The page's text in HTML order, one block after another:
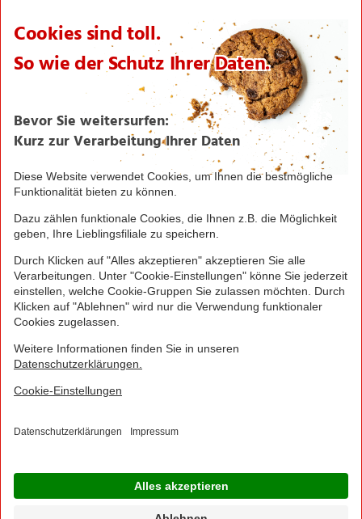
Aktionsartikel finden Sie auf
dieser Seite
Textilien und Schuhe teilweise nicht in allen Größen
erhältlich.
** Angebot gültig für registrierte Nutzer der NORMA
Plus App. Es gelten die Coupon-Bedingungen in der
NORMA Plus App.
1Bei Aktivierung eines Startpakets ist die Buchung
jedes Smart-Tarifs für die ersten 4 Wochen möglich!
Hierzu muss kein zusätzliches Guthaben aufgeladen
werden.
Deutschland Multibrand GmbH, Landgrabenweg 151,
53227 Bonn, welche auch Ihr Vertragspartner ist.
© 2016 - 2026 NORMA Lebensmittelfilialbetrieb
Stiftung & Co. KG
Sitemap Kontakt
Barrierefreiheitserklärung Compliance
Jetzt Ihre NORMA Filiale auswählen und noch
mehr Angebote entdecken!
Geben Sie über "Meine Filiale" Ihre PLZ ein und sehen Sie alle Angebote aus Ihrer
Region.